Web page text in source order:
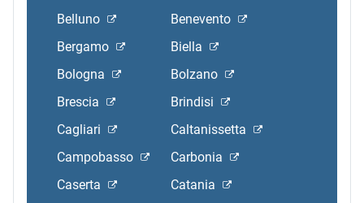
Belluno
Benevento
Bergamo
Biella
Bologna
Bolzano
Brescia
Brindisi
Cagliari
Caltanissetta
Campobasso
Carbonia
Caserta
Catania